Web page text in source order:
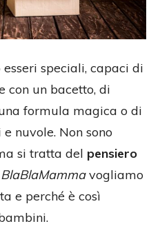
speciali, capaci di
con un bacetto, di
formula magica o di
nuvole. Non sono
si tratta del pensiero
BlaBlaMammavogliamo
e perché è così